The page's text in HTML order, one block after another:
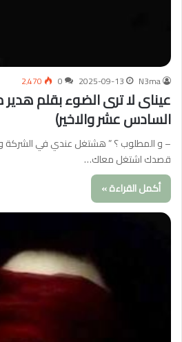
N3ma
2025-09-13
0 2٬470
عيناى لا ترى الضوء بقلم
السادس عشر والاخير)
– و المطلوب ؟ ” هشتغل عندي في الشركة
قصدك اشتغل معاك…
أكمل القراءة »